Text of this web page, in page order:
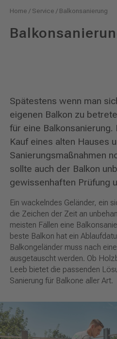
Home / Service / Balkonsanierung
Spätestens wenn man
eigenen Balkon zu
für eine
Kauf eines alten Hauses
Sanierungsmaßnahmen
sollte auch der Balkon
gewissenhaften Prüfung
Ein wackelndes Geländer, ein
die Zeichen der Zeit an
meisten Fällen eine
beste Balkon hat ein
Balkongeländer muss nach
ausgetauscht werden. Ob
Leeb bietet die passenden
Sanierung für Balkone aller Art.